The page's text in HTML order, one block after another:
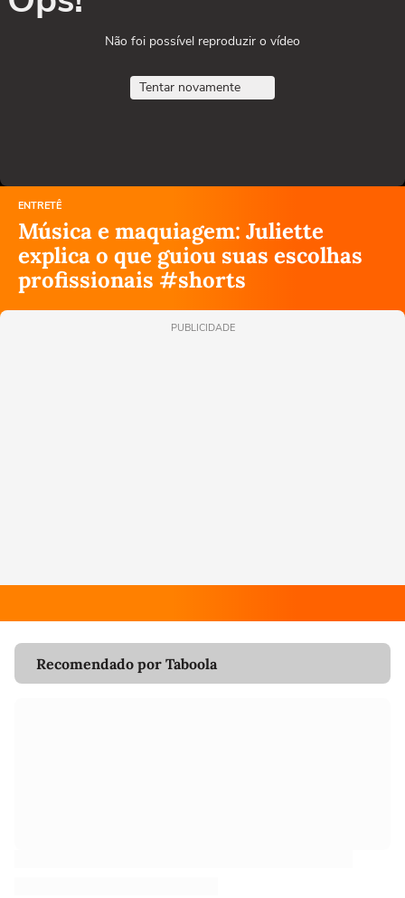
Não foi possível reproduzir o vídeo
Tentar novamente
ENTRETÊ
Música e maquiagem: Juliette
explica o que guiou suas escolhas
profissionais #shorts
PUBLICIDADE
Recomendado por Taboola